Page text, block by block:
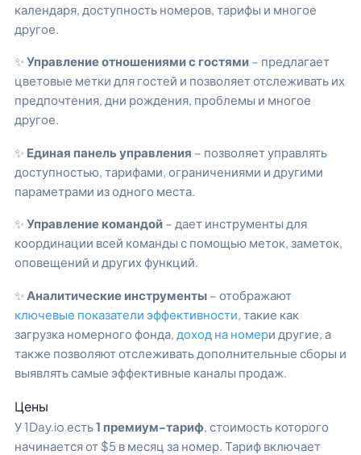
календаря, доступность номеров, тарифы и многое
другое.
✨Управление отношениями с гостями – предлагает
цветовые метки для гостей и позволяет отслеживать их
предпочтения, дни рождения, проблемы и многое
другое.
✨ Единая панель управления – позволяет управлять
доступностью, тарифами, ограничениями и другими
параметрами из одного места.
✨Управление командой – дает инструменты для
координации всей команды с помощью меток, заметок,
оповещений и других функций.
✨ Аналитические инструменты – отображают
ключевые показатели эффективности , такие как
загрузка номерного фонда, доход на номери другие, а
также позволяют отслеживать дополнительные сборы и
выявлять самые эффективные каналы продаж.
Цены
У 1Day.io есть1 премиум-тариф, стоимость которого
начинается от $5 в месяц за номер. Тариф включает